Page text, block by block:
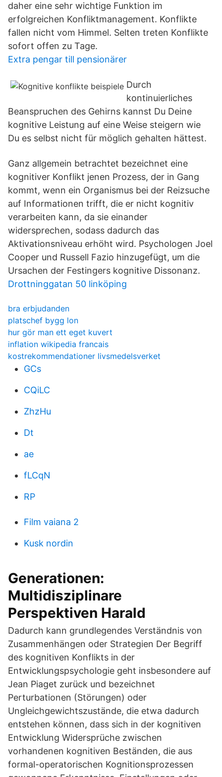
daher eine sehr wichtige Funktion im
erfolgreichen Konfliktmanagement. Konflikte
fallen nicht vom Himmel. Selten treten Konflikte
sofort offen zu Tage.
Extra pengar till pensionärer
Durch
kontinuierliches
Beanspruchen des Gehirns kannst Du Deine
kognitive Leistung auf eine Weise steigern wie
Du es selbst nicht für möglich gehalten hättest.
Ganz allgemein betrachtet bezeichnet eine
kognitiver Konflikt jenen Prozess, der in Gang
kommt, wenn ein Organismus bei der Reizsuche
auf Informationen trifft, die er nicht kognitiv
verarbeiten kann, da sie einander
widersprechen, sodass dadurch das
Aktivationsniveau erhöht wird. Psychologen Joel
Cooper und Russell Fazio hinzugefügt, um die
Ursachen der Festingers kognitive Dissonanz.
Drottninggatan 50 linköping
bra erbjudanden
platschef bygg lon
hur gör man ett eget kuvert
inflation wikipedia francais
kostrekommendationer livsmedelsverket
GCs
CQiLC
ZhzHu
Dt
ae
fLCqN
RP
Film vaiana 2
Kusk nordin
Generationen:
Multidisziplinare
Perspektiven Harald
Dadurch kann grundlegendes Verständnis von
Zusammenhängen oder Strategien Der Begriff
des kognitiven Konflikts in der
Entwicklungspsychologie geht insbesondere auf
Jean Piaget zurück und bezeichnet
Perturbationen (Störungen) oder
Ungleichgewichtszustände, die etwa dadurch
entstehen können, dass sich in der kognitiven
Entwicklung Widersprüche zwischen
vorhandenen kognitiven Beständen, die aus
formal-operatorischen Kognitionsprozessen